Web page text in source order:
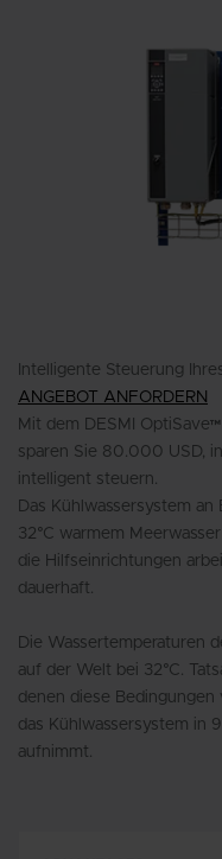
Intelligente Steuerung
ANGEBOT ANFORDERN
Mit dem DESMI
sparen Sie 80.000 USD,
intelligent steuern.
Das Kühlwassersystem
32°C warmem
die Hilfseinrichtungen
dauerhaft.
Die Wassertemperaturen
auf der Welt bei 32°C.
denen diese Bedingungen
das Kühlwassersystem in
aufnimmt.